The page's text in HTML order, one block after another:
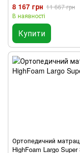
8 167 грн 11 667 грн
В наявності
Купити
Ортопедичний матрац
HighFoam Largo Super